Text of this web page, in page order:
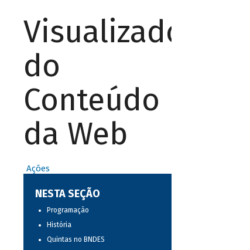
Visualizador
do
Conteúdo
da Web
Ações
NESTA SEÇÃO
Programação
História
Quintas no BNDES